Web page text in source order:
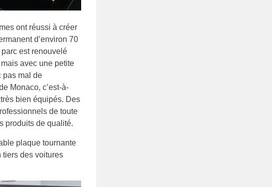
ont réussi à créer
d’environ 70
est renouvelé
avec une petite
pas mal de
Monaco, c’est-à-
bien équipés. Des
de toute
produits de qualité.
plaque tournante
tiers des voitures